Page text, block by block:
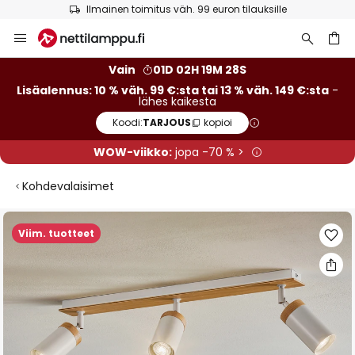
Ilmainen toimitus väh. 99 euron tilauksille
to
Vain
01D 02H 19M 27S
Lisäalennus: 10 % väh. 99 €:sta tai 13 % väh. 149 €:sta -
lähes kaikesta
Koodi:TARJOUS kopioi
WOW-viikko:jopa -70 % >
Kohdevalaisimet
Viim. tuotteet
Skip
to
of
images